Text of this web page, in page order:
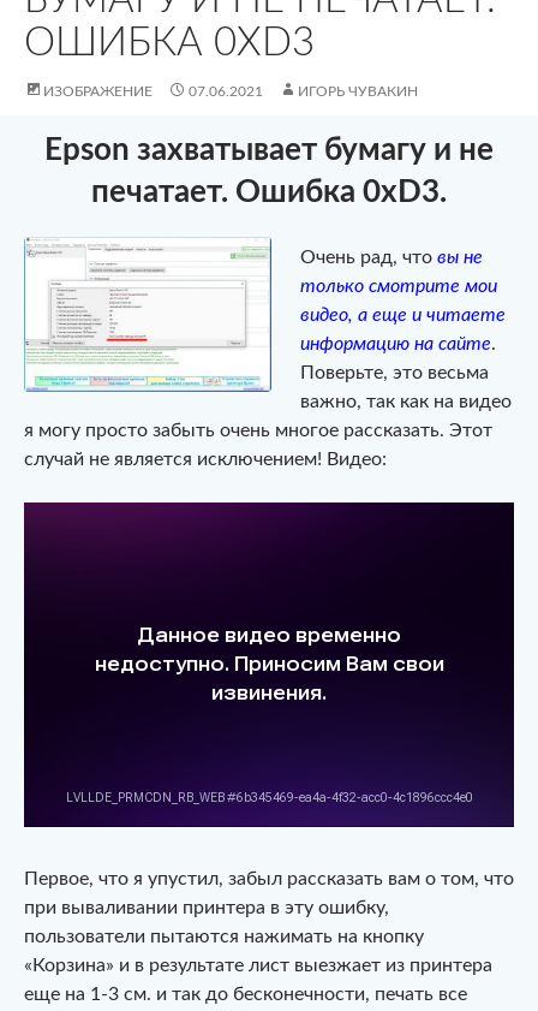
ОШИБКА 0XD3
ИЗОБРАЖЕНИЕ 07.06.2021 ИГОРЬ ЧУВАКИН
Epson захватывает бумагу и не
печатает. Ошибка 0xD3.
Очень рад, что вы не
только смотрите мои
видео, а еще и читаете
информацию на сайте.
Поверьте, это весьма
важно, так как на видео
я могу просто забыть очень многое рассказать. Этот
случай не является исключением! Видео:
Первое, что я упустил, забыл рассказать вам о том, что
при вываливании принтера в эту ошибку,
пользователи пытаются нажимать на кнопку
«Корзина» и в результате лист выезжает из принтера
еще на 1-3 см. и так до бесконечности, печать все